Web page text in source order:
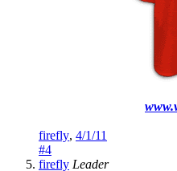
firefly, 4/1/11
#4
firefly Leader